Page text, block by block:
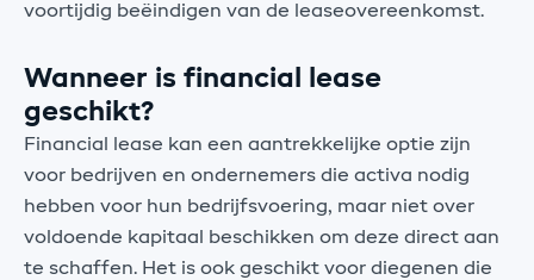
voortijdig beëindigen van de leaseovereenkomst.
Wanneer is financial lease
geschikt?
Financial lease kan een aantrekkelijke optie zijn
voor bedrijven en ondernemers die activa nodig
hebben voor hun bedrijfsvoering, maar niet over
voldoende kapitaal beschikken om deze direct aan
te schaffen. Het is ook geschikt voor diegenen die